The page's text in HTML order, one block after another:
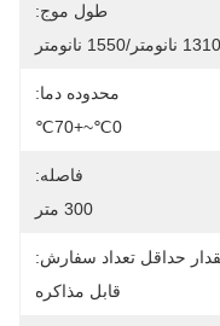
طول موج:
1310 نانومتر/1550 نانومتر
محدوده دما:
0℃~+70℃
فاصله:
300 متر
حداقل تعداد سفارش:
قابل مذاکره